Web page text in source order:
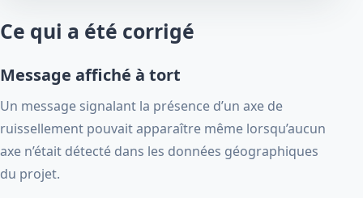
Ce qui a été corrigé
Message affiché à tort
Un message signalant la présence d’un axe de
ruissellement pouvait apparaître même lorsqu’aucun
axe n’était détecté dans les données géographiques
du projet.